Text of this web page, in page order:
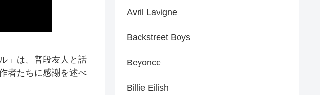
」は、普段友人と話
者たちに感謝を述べ
Avril Lavigne
Backstreet Boys
Beyonce
Billie Eilish